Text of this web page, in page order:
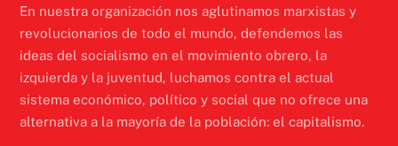
En nuestra organización nos aglutinamos marxistas y
revolucionarios de todo el mundo, defendemos las
ideas del socialismo en el movimiento obrero, la
izquierda y la juventud, luchamos contra el actual
sistema económico, político y social que no ofrece una
alternativa a la mayoría de la población: el capitalismo.